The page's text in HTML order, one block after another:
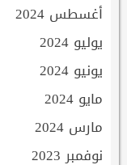
أغسطس 2024
يوليو 2024
يونيو 2024
مايو 2024
مارس 2024
نوفمبر 2023